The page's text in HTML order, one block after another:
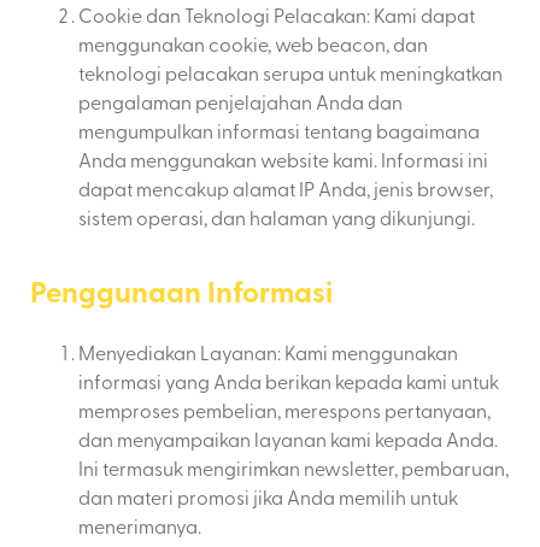
Cookie dan Teknologi Pelacakan: Kami dapat
menggunakan cookie, web beacon, dan
teknologi pelacakan serupa untuk meningkatkan
pengalaman penjelajahan Anda dan
mengumpulkan informasi tentang bagaimana
Anda menggunakan website kami. Informasi ini
dapat mencakup alamat IP Anda, jenis browser,
sistem operasi, dan halaman yang dikunjungi.
Penggunaan Informasi
Menyediakan Layanan: Kami menggunakan
informasi yang Anda berikan kepada kami untuk
memproses pembelian, merespons pertanyaan,
dan menyampaikan layanan kami kepada Anda.
Ini termasuk mengirimkan newsletter, pembaruan,
dan materi promosi jika Anda memilih untuk
menerimanya.